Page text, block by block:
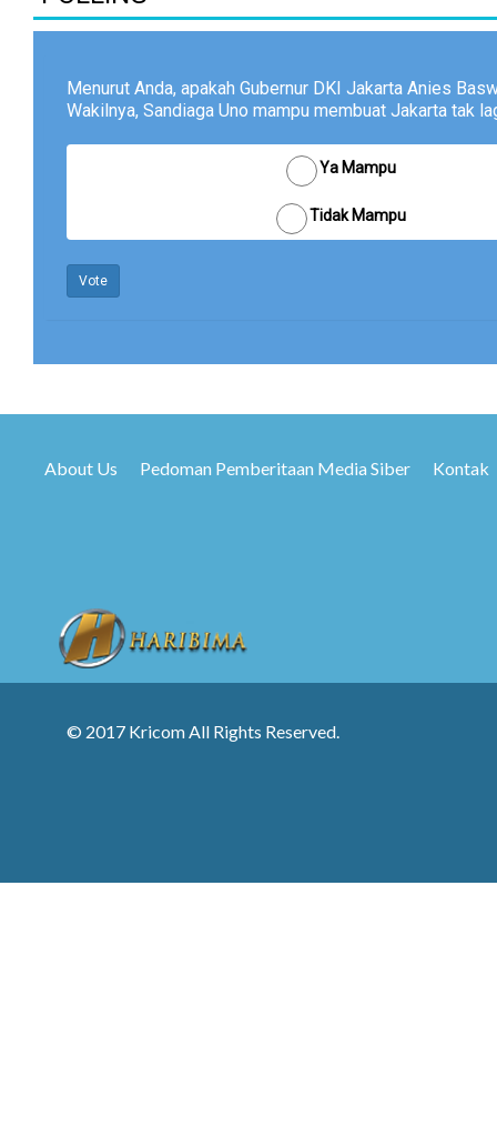
Menurut Anda, apakah Gubernur DKI Jakarta Anies
Wakilnya, Sandiaga Uno mampu membuat Jakarta tak
Ya Mampu
Tidak Mampu
Vote
About Us Pedoman Pemberitaan Media Siber Kontak
© 2017 Kricom All Rights Reserved.